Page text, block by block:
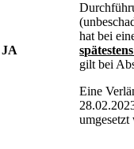
JA
hat bei
gilt bei
Eine